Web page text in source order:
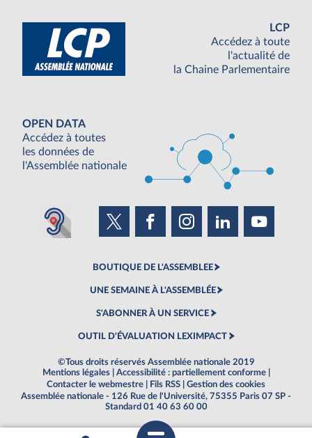
LCP
Accédez à toute
l'actualité de
la Chaine Parlementaire
OPEN DATA
Accédez à toutes
les données de
l'Assemblée nationale
BOUTIQUE DE L'ASSEMBLEE
UNE SEMAINE À L'ASSEMBLÉE
S'ABONNER À UN SERVICE
OUTIL D'ÉVALUATION LEXIMPACT
©Tous droits réservés Assemblée nationale 2019
Mentions légales
Accessibilité : partiellement conforme
Contacter le webmestre
Fils RSS
Gestion des cookies
Assemblée nationale - 126 Rue de l'Université, 75355 Paris 07 SP -
Standard 01 40 63 60 00